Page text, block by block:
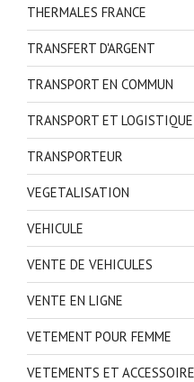
THERMALES FRANCE
TRANSFERT D'ARGENT
TRANSPORT EN COMMUN
TRANSPORT ET LOGISTIQUE
TRANSPORTEUR
VEGETALISATION
VEHICULE
VENTE DE VEHICULES
VENTE EN LIGNE
VETEMENT POUR FEMME
VETEMENTS ET